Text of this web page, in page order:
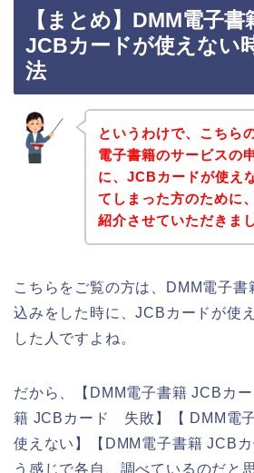
【まとめ】DMM電子
JCBカードが使えない
法
というわけで、こちら
電子書籍のサービスの
に、JCBカードが使え
てしまった方のために
紹介させていただきまし
こちらをご覧の方は、DMM電子書
込みをした時に、JCBカードが使
した人ですよね。
だから、【DMM電子書籍 JCBカ
籍 JCBカード 失敗】【 DMM電
使えない】【DMM電子書籍 JCB
う感じで各自、調べているのだと